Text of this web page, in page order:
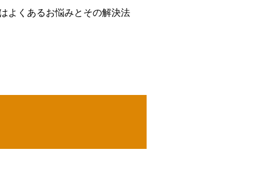
よくあるお悩みとその解決法